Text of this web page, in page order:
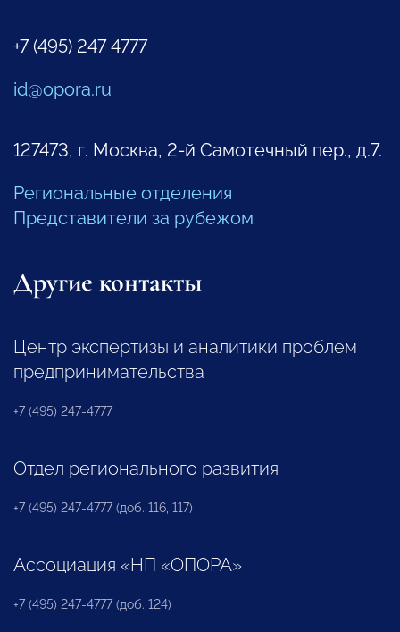
+7 (495) 247 4777
id@opora.ru
127473, г. Москва, 2-й Самотечный пер., д.7.
Региональные отделения
Представители за рубежом
Другие контакты
Центр экспертизы и аналитики проблем
предпринимательства
+7 (495) 247-4777
Отдел регионального развития
+7 (495) 247-4777 (доб. 116, 117)
Ассоциация «НП «ОПОРА»
+7 (495) 247-4777 (доб. 124)